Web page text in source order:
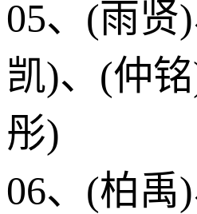
05、(雨贤
凯)、(仲
彤)
06、(柏禹